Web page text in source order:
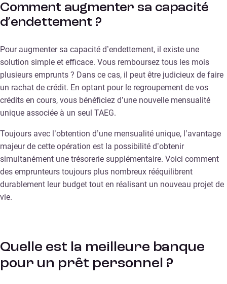
Comment augmenter sa capacité
d’endettement ?
Pour augmenter sa capacité d’endettement, il existe une
solution simple et efficace. Vous remboursez tous les mois
plusieurs emprunts ? Dans ce cas, il peut être judicieux de faire
un rachat de crédit. En optant pour le regroupement de vos
crédits en cours, vous bénéficiez d’une nouvelle mensualité
unique associée à un seul TAEG.
Toujours avec l’obtention d’une mensualité unique, l’avantage
majeur de cette opération est la possibilité d’obtenir
simultanément une trésorerie supplémentaire. Voici comment
des emprunteurs toujours plus nombreux rééquilibrent
durablement leur budget tout en réalisant un nouveau projet de
vie.
Quelle est la meilleure banque
pour un prêt personnel ?